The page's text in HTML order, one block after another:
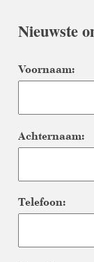
Nieuwste
Voornaam:
Achternaam:
Telefoon: